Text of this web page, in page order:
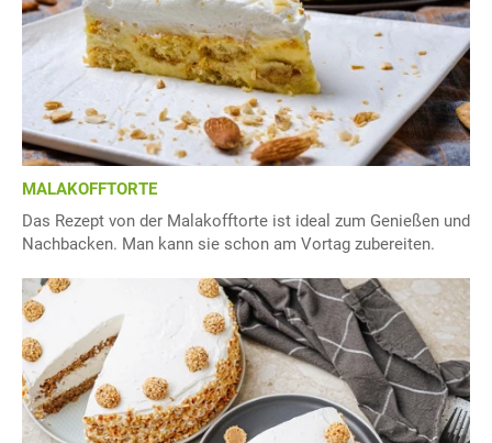
MALAKOFFTORTE
Das Rezept von der Malakofftorte ist ideal zum Genießen und
Nachbacken. Man kann sie schon am Vortag zubereiten.